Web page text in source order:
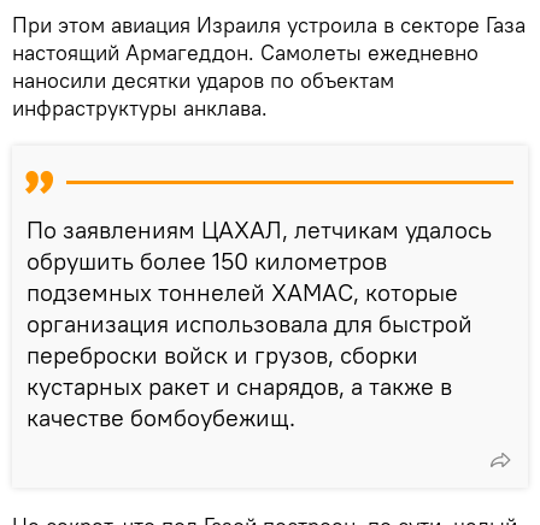
При этом авиация Израиля устроила в секторе Газа
настоящий Армагеддон. Самолеты ежедневно
наносили десятки ударов по объектам
инфраструктуры анклава.
По заявлениям ЦАХАЛ, летчикам удалось
обрушить более 150 километров
подземных тоннелей ХАМАС, которые
организация использовала для быстрой
переброски войск и грузов, сборки
кустарных ракет и снарядов, а также в
качестве бомбоубежищ.